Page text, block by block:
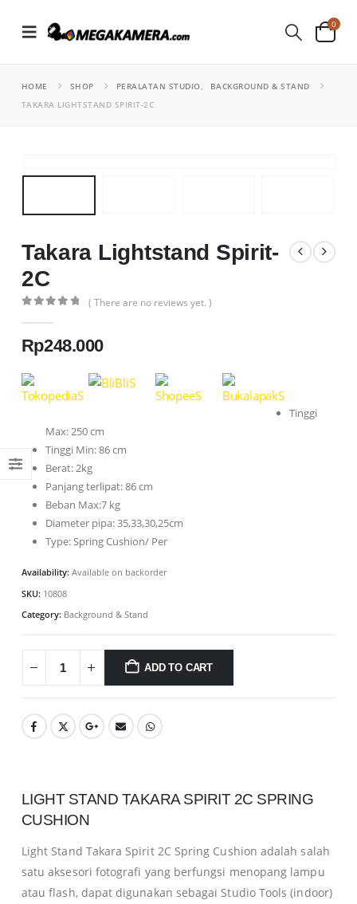
0
HOME SHOP PERALATAN STUDIO,
BACKGROUND & STAND
TAKARA LIGHTSTAND SPIRIT-2C
Takara Lightstand Spirit-
2C
( There are no reviews yet. )
Rp248.000
Tinggi
Max: 250 cm
Tinggi Min: 86 cm
Berat: 2kg
Panjang terlipat: 86 cm
Beban Max:7 kg
Diameter pipa: 35,33,30,25cm
Type: Spring Cushion/ Per
Availability: Available on backorder
SKU: 10808
Category: Background & Stand
ADD TO CART
LIGHT STAND TAKARA SPIRIT 2C SPRING
CUSHION
Light Stand Takara Spirit 2C Spring Cushion adalah salah
satu aksesori fotografi yang berfungsi menopang lampu
atau flash, dapat digunakan sebagai Studio Tools (indoor)